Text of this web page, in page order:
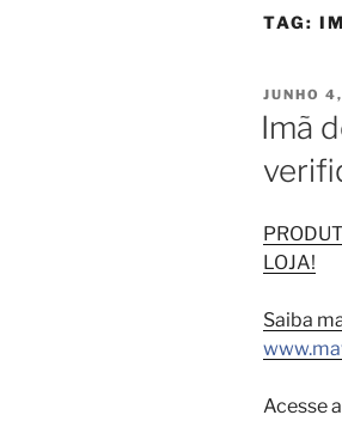
TAG:
EM
JUNHO
Imã
LOJA!
Saiba
Acesse